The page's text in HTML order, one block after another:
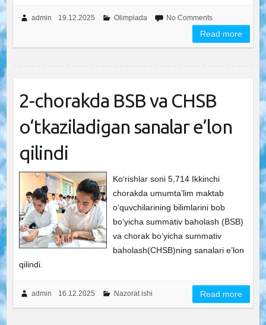
admin 19.12.2025 Olimpiada No Comments
Read more
2-chorakda BSB va CHSB
o‘tkaziladigan sanalar e’lon
qilindi
Ko‘rishlar soni 5,714 Ikkinchi
chorakda umumta’lim maktab
o‘quvchilarining bilimlarini bob
bo‘yicha summativ baholash (BSB)
va chorak bo‘yicha summativ
baholash(CHSB)ning sanalari e’lon
qilindi.
admin 16.12.2025 Nazorat ishi Read more